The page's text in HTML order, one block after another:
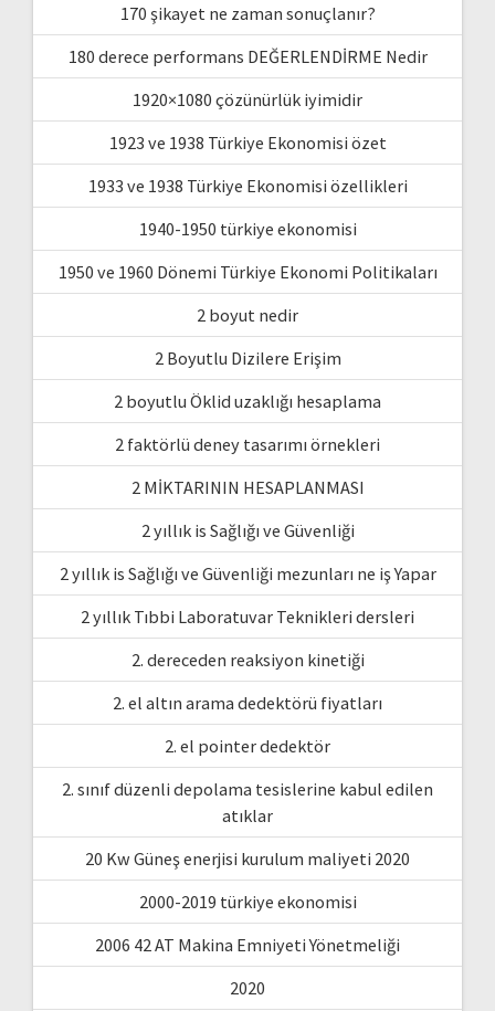
170 şikayet ne zaman sonuçlanır?
180 derece performans DEĞERLENDİRME Nedir
1920×1080 çözünürlük iyimidir
1923 ve 1938 Türkiye Ekonomisi özet
1933 ve 1938 Türkiye Ekonomisi özellikleri
1940-1950 türkiye ekonomisi
1950 ve 1960 Dönemi Türkiye Ekonomi Politikaları
2 boyut nedir
2 Boyutlu Dizilere Erişim
2 boyutlu Öklid uzaklığı hesaplama
2 faktörlü deney tasarımı örnekleri
2 MİKTARININ HESAPLANMASI
2 yıllık is Sağlığı ve Güvenliği
2 yıllık is Sağlığı ve Güvenliği mezunları ne iş Yapar
2 yıllık Tıbbi Laboratuvar Teknikleri dersleri
2. dereceden reaksiyon kinetiği
2. el altın arama dedektörü fiyatları
2. el pointer dedektör
2. sınıf düzenli depolama tesislerine kabul edilen
atıklar
20 Kw Güneş enerjisi kurulum maliyeti 2020
2000-2019 türkiye ekonomisi
2006 42 AT Makina Emniyeti Yönetmeliği
2020